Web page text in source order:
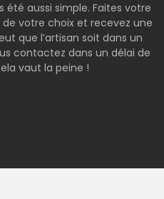
été aussi simple. Faites votre
votre choix et recevez une
que l’artisan soit dans un
contactez dans un délai de
vaut la peine !